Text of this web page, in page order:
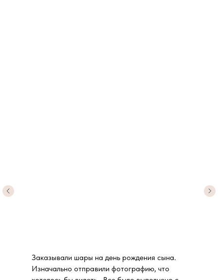
Заказывали шары на день рождения сына.
Изначально отправили фотографию, что